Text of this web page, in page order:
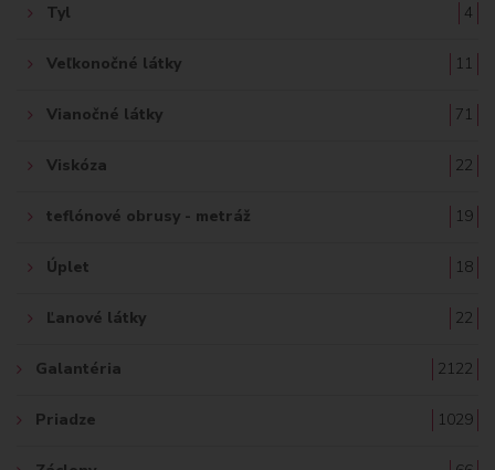
Tyl 4
Veľkonočné látky 11
Vianočné látky 71
Viskóza 22
teflónové obrusy - metráž 19
Úplet 18
Ľanové látky 22
Galantéria 2122
Priadze 1029